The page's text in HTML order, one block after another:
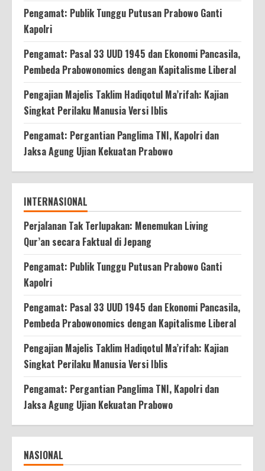
Pengamat: Publik Tunggu Putusan Prabowo Ganti
Kapolri
Pengamat: Pasal 33 UUD 1945 dan Ekonomi Pancasila,
Pembeda Prabowonomics dengan Kapitalisme Liberal
Pengajian Majelis Taklim Hadiqotul Ma’rifah: Kajian
Singkat Perilaku Manusia Versi Iblis
Pengamat: Pergantian Panglima TNI, Kapolri dan
Jaksa Agung Ujian Kekuatan Prabowo
INTERNASIONAL
Perjalanan Tak Terlupakan: Menemukan Living
Qur’an secara Faktual di Jepang
Pengamat: Publik Tunggu Putusan Prabowo Ganti
Kapolri
Pengamat: Pasal 33 UUD 1945 dan Ekonomi Pancasila,
Pembeda Prabowonomics dengan Kapitalisme Liberal
Pengajian Majelis Taklim Hadiqotul Ma’rifah: Kajian
Singkat Perilaku Manusia Versi Iblis
Pengamat: Pergantian Panglima TNI, Kapolri dan
Jaksa Agung Ujian Kekuatan Prabowo
NASIONAL